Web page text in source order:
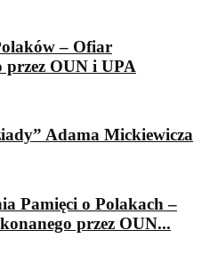
– Ofiar
OUN i UPA
Adama Mickiewicza
Pamięci o Polakach –
przez OUN...